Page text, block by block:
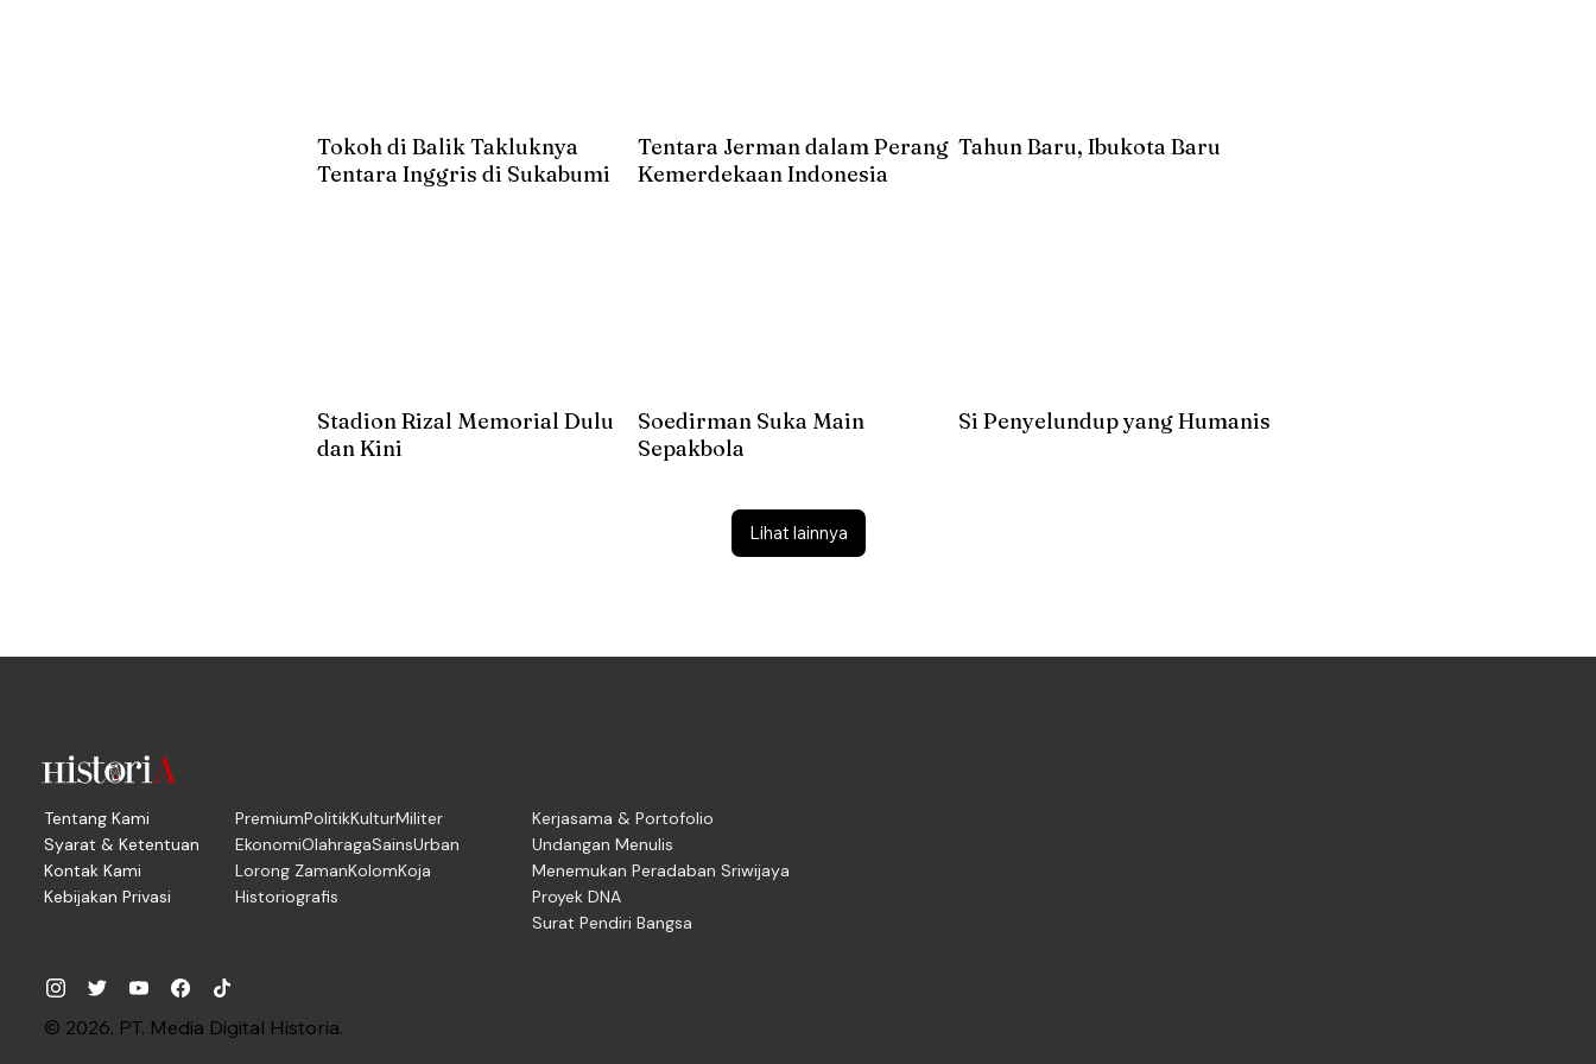
Lihat lainnya
Tokoh di Balik Takluknya
Tentara Inggris di Sukabumi
Tentara Jerman dalam Perang
Kemerdekaan Indonesia
Tahun Baru, Ibukota Baru
Stadion Rizal Memorial Dulu
dan Kini
Soedirman Suka Main
Sepakbola
Si Penyelundup yang Humanis
Tentang Kami
Syarat & Ketentuan
Kontak Kami
Kebijakan Privasi
PremiumPolitikKulturMiliter
EkonomiOlahragaSainsUrban
Lorong ZamanKolomKoja
Historiografis
Kerjasama & Portofolio
Undangan Menulis
Menemukan Peradaban Sriwijaya
Proyek DNA
Surat Pendiri Bangsa
© 2026, PT. Media Digital Historia.